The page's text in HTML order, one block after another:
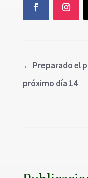
← Preparado el
próximo día 14